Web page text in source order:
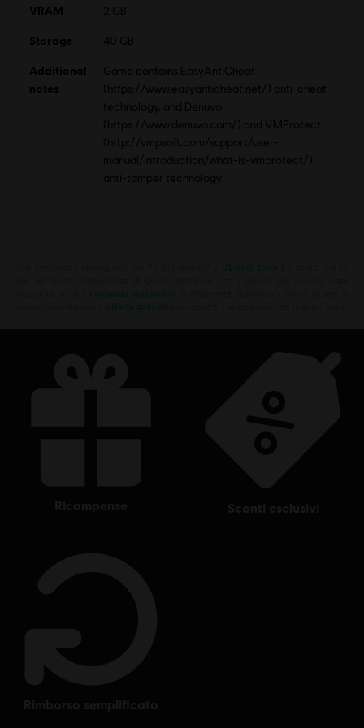
VRAM 2 GB
Storage 40 GB
Additional
notes
Game contains EasyAntiCheat
(https://www.easyanticheat.net/) anti-cheat
technology, and Denuvo
(https://www.denuvo.com/) and VMProtect
(http://vmpsoft.com/support/user-
manual/introduction/what-is-vmprotect/)
anti-tamper technology.